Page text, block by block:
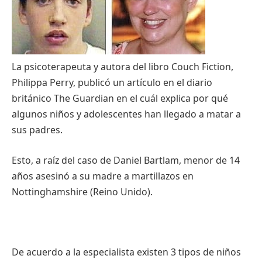
La psicoterapeuta y autora del libro Couch Fiction,
Philippa Perry, publicó un artículo en el diario
británico The Guardian en el cuál explica por qué
algunos niños y adolescentes han llegado a matar a
sus padres.
Esto, a raíz del caso de Daniel Bartlam, menor de 14
años asesinó a su madre a martillazos en
Nottinghamshire (Reino Unido).
De acuerdo a la especialista existen 3 tipos de niños